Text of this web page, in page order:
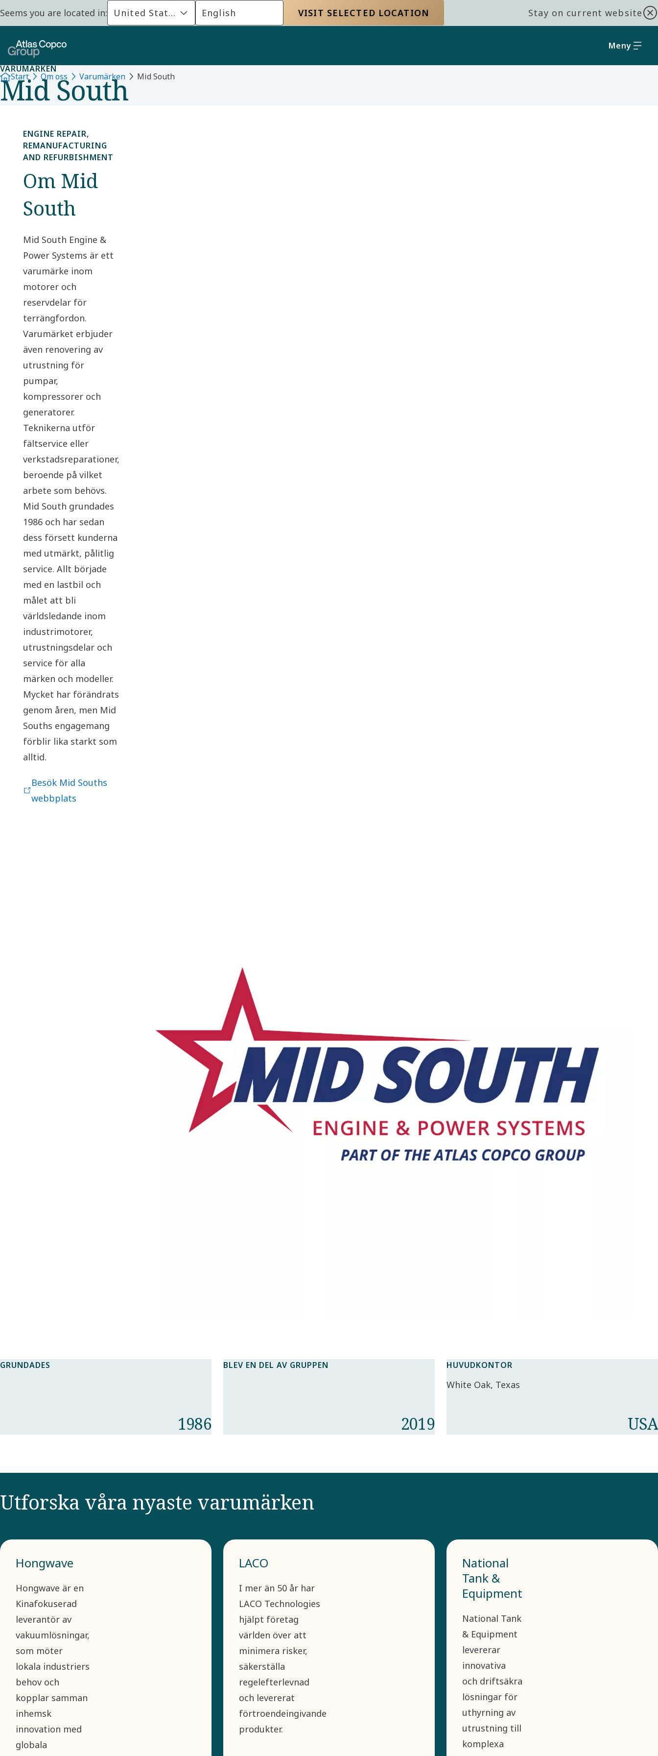
Seems you are located in: United States English VISIT SELECTED LOCATION Stay on current website
Meny
Start Om oss Varumärken Mid South
VARUMÄRKEN
Mid South
ENGINE REPAIR,
REMANUFACTURING
AND REFURBISHMENT
Om Mid
South
Mid South Engine &
Power Systems är ett
varumärke inom
motorer och
reservdelar för
terrängfordon.
Varumärket erbjuder
även renovering av
utrustning för
pumpar,
kompressorer och
generatorer.
Teknikerna utför
fältservice eller
verkstadsreparationer,
beroende på vilket
arbete som behövs.
Mid South grundades
1986 och har sedan
dess försett kunderna
med utmärkt, pålitlig
service. Allt började
med en lastbil och
målet att bli
världsledande inom
industrimotorer,
utrustningsdelar och
service för alla
märken och modeller.
Mycket har förändrats
genom åren, men Mid
Souths engagemang
förblir lika starkt som
alltid.
Besök Mid Souths
webbplats
GRUNDADES
1986
BLEV EN DEL AV GRUPPEN
2019
HUVUDKONTOR
USA
White Oak, Texas
Utforska våra nyaste varumärken
Hongwave
Hongwave är en
Kinafokuserad
leverantör av
vakuumlösningar,
som möter
lokala industriers
behov och
kopplar samman
inhemsk
innovation med
globala
LACO
I mer än 50 år har
LACO Technologies
hjälpt företag
världen över att
minimera risker,
säkerställa
regelefterlevnad
och levererat
förtroendeingivande
produkter.
National
Tank &
Equipment
National Tank
& Equipment
levererar
innovativa
och driftsäkra
lösningar för
uthyrning av
utrustning till
komplexa